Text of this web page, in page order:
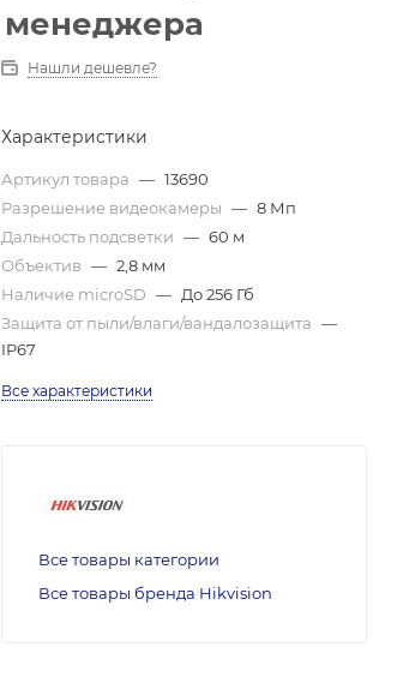
менеджера
Нашли дешевле?
Характеристики
Артикул товара — 13690
Разрешение видеокамеры — 8 Мп
Дальность подсветки — 60 м
Объектив — 2,8 мм
Наличие microSD — До 256 Гб
Защита от пыли/влаги/вандалозащита —
IP67
Все характеристики
Все товары категории
Все товары бренда Hikvision